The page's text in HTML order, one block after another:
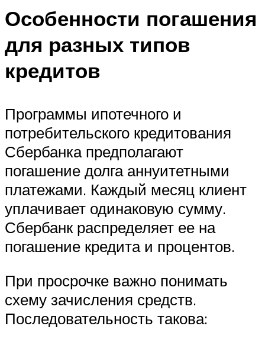
Особенности погашения
для разных типов
кредитов
Программы ипотечного и
потребительского кредитования
Сбербанка предполагают
погашение долга аннуитетными
платежами. Каждый месяц клиент
уплачивает одинаковую сумму.
Сбербанк распределяет ее на
погашение кредита и процентов.
При просрочке важно понимать
схему зачисления средств.
Последовательность такова: